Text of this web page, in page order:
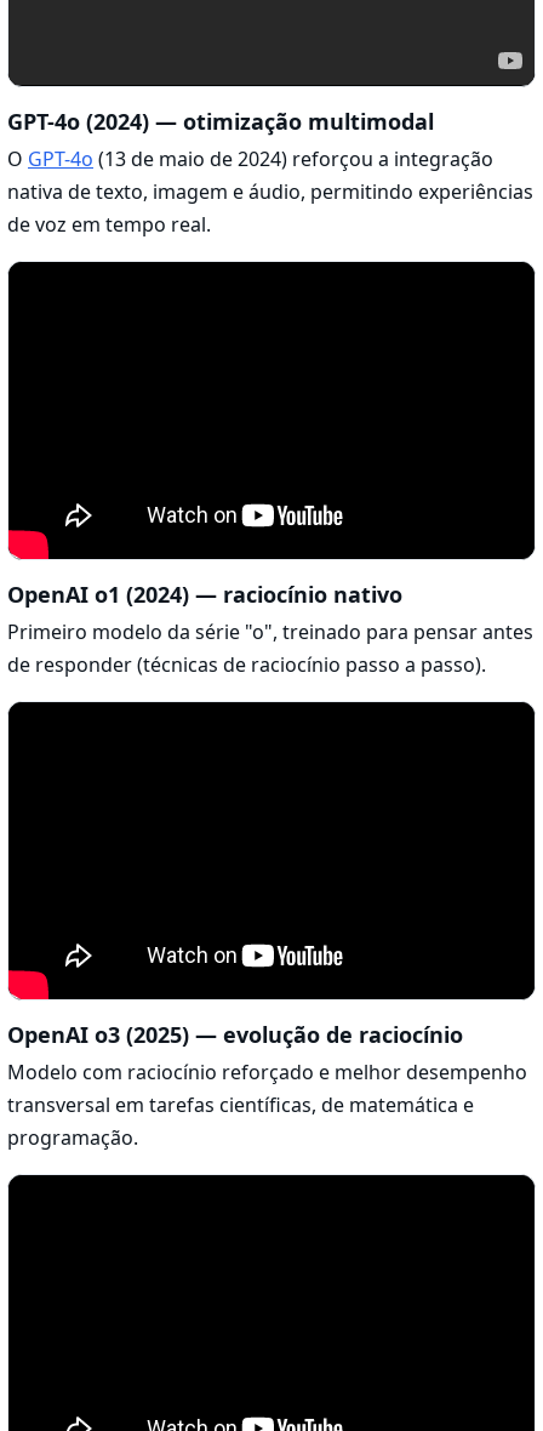
GPT-4o (2024) — otimização multimodal
O GPT-4o (13 de maio de 2024) reforçou a integração
nativa de texto, imagem e áudio, permitindo experiências
de voz em tempo real.
OpenAI o1 (2024) — raciocínio nativo
Primeiro modelo da série "o", treinado para pensar antes
de responder (técnicas de raciocínio passo a passo).
OpenAI o3 (2025) — evolução de raciocínio
Modelo com raciocínio reforçado e melhor desempenho
transversal em tarefas científicas, de matemática e
programação.